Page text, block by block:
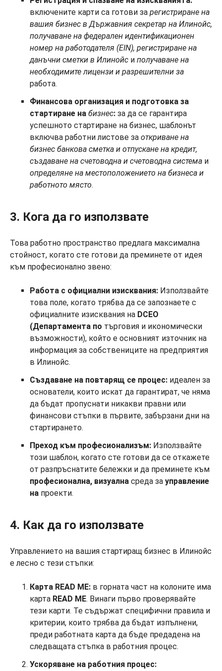
включените карти са готови за регистриране на
вашия бизнес в Държавния секретар на Илинойс,
получаване на федерален идентификационен
номер на работодателя (EIN), регистриране на
данъчни сметки в Илинойс и получаване на
необходимите лицензи и разрешителни за
работа.
Финансова организация и подготовка за
стартиране на бизнес: за да се гарантира
успешното стартиране на бизнес, шаблонът
включва работни листове за откриване на
бизнес банкова сметка и отпускане на кредит,
създаване на счетоводна и счетоводна система и
определяне на местоположението на бизнеса и
работното място.
3. Кога да го използвате
Това работно пространство предлага максимална
стойност, когато сте готови да преминете от идея
към професионално звено:
Работа с официални изисквания: Използвайте
това поле, когато трябва да се запознаете с
официалните изисквания на DCEO
(Департамента по търговия и икономически
възможности), който е основният източник на
информация за собствениците на предприятия
в Илинойс.
Създаване на повтарящ се процес: идеален за
основатели, които искат да гарантират, че няма
да бъдат пропуснати никакви правни или
финансови стъпки в първите, забързани дни на
стартирането.
Преход към професионализъм: Използвайте
този шаблон, когато сте готови да се откажете
от разпръснатите бележки и да преминете към
професионална, визуална среда за управление
на проекти.
4. Как да го използвате
Управлението на вашия стартиращ бизнес в Илинойс
е лесно с тези стъпки:
Карта READ ME: в горната част на колоните има
карта READ ME. Винаги първо проверявайте
тези карти. Те съдържат специфични правила и
критерии, които трябва да бъдат изпълнени,
преди работната карта да бъде предадена на
следващата стъпка в работния процес.
Ускоряване на работния процес: